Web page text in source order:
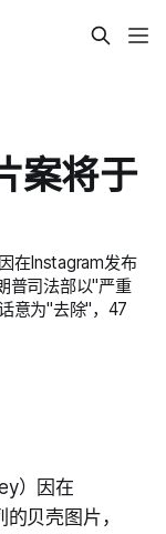
案将于
在Instagram发布
普司法部以"严重
意为"去除"，47
）因在
贝壳图片，